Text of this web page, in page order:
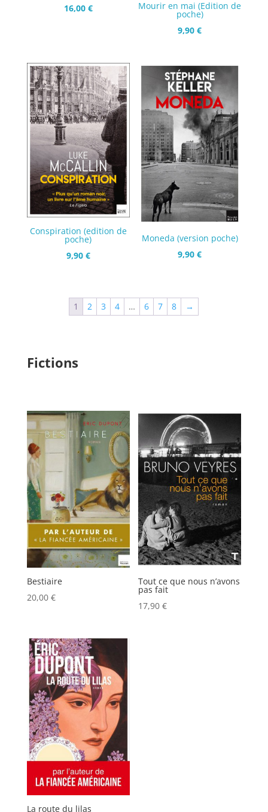
16,00 € Mourir en mai (Edition de
poche)
9,90€
Conspiration (edition de
poche)
9,90 €
Moneda (version poche)
9,90€
1 2 3 4 … 6 7 8 →
Fictions
Bestiaire
20,00 €
Tout ce que nous n’avons
pas fait
17,90€
La route du lilas